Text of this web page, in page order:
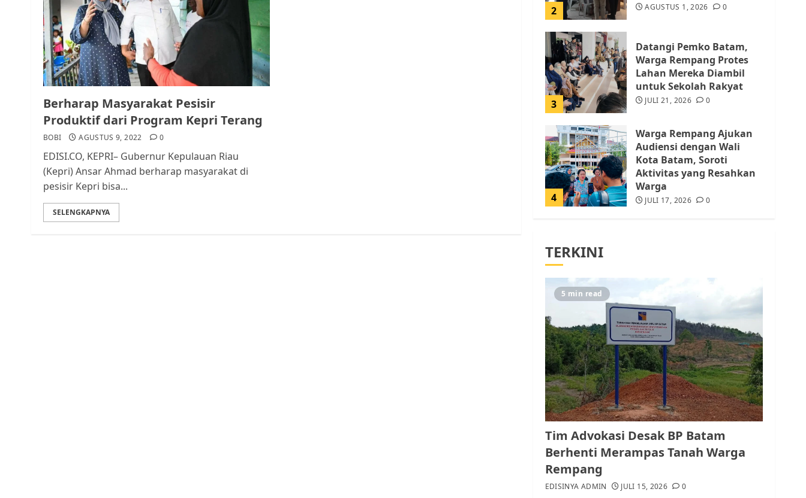
Berharap Masyarakat Pesisir
Produktif dari Program Kepri Terang
BOBI AGUSTUS 9, 2022 0
EDISI.CO, KEPRI– Gubernur Kepulauan Riau
(Kepri) Ansar Ahmad berharap masyarakat di
pesisir Kepri bisa...
SELENGKAPNYA
2 AGUSTUS 1, 2026 0
3
Datangi Pemko Batam,
Warga Rempang Protes
Lahan Mereka Diambil
untuk Sekolah Rakyat
JULI 21, 2026 0
4
Warga Rempang Ajukan
Audiensi dengan Wali
Kota Batam, Soroti
Aktivitas yang Resahkan
Warga
JULI 17, 2026 0
5 JULI 15, 2026
1
Pemko Batam Tegaskan
RT dan RW bukan Petugas
Pendataan dan
Pemungutan Pajak
AGUSTUS 1, 2026 0
2
Kader Pajak jadi
Penghubung Pemerintah
dan Masyarakat di
Lingkungan RT/RW
TERKINI
5 min read
Tim Advokasi Desak BP Batam
Berhenti Merampas Tanah Warga
Rempang
EDISINYA ADMIN JULI 15, 2026 0